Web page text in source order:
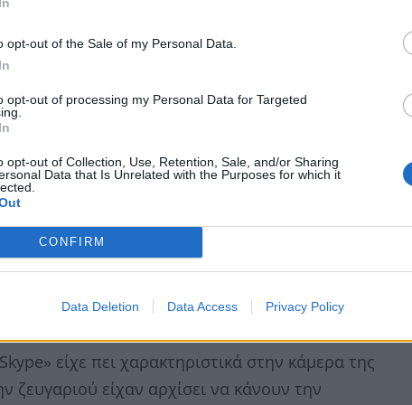
opt-out of the Sale of my Personal Data.
opt-out of processing my Personal Data for Targeted
opt-out of Collection, Use, Retention, Sale, and/or Sharing
Data that Is Unrelated with the Purposes for which it
CONFIRM
Data Deletion Data Access Privacy Policy
με την πρώην σύζυγο του αλλά του λείπει
είχε πει χαρακτηριστικά στην κάμερα της
είχαν αρχίσει να κάνουν την